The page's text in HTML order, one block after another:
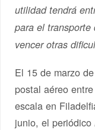
utilidad tendrá
para el
vencer otras
El 15 de marzo
postal aéreo
escala en
junio, el periódico